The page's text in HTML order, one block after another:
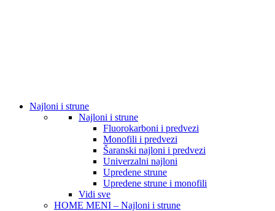
Najloni i strune
Najloni i strune
Fluorokarboni i predvezi
Monofili i predvezi
Šaranski najloni i predvezi
Univerzalni najloni
Upredene strune
Upredene strune i monofili
Vidi sve
HOME MENI – Najloni i strune